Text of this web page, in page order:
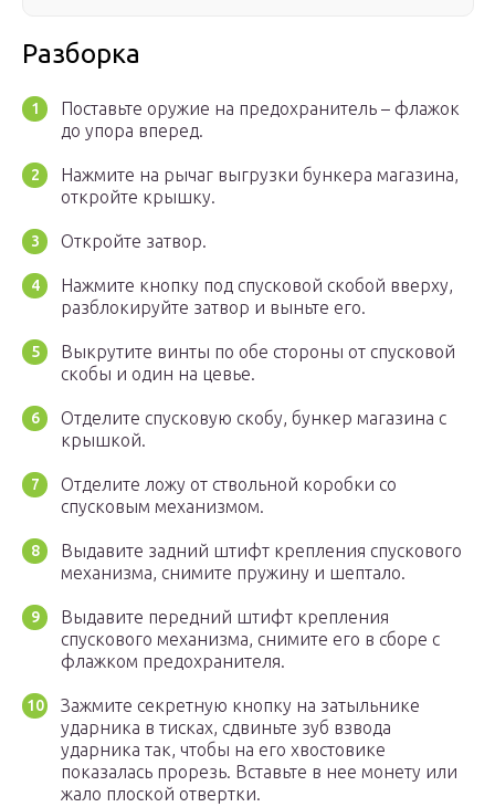
Разборка
Поставьте оружие на предохранитель – флажок
до упора вперед.
Нажмите на рычаг выгрузки бункера магазина,
откройте крышку.
Откройте затвор.
Нажмите кнопку под спусковой скобой вверху,
разблокируйте затвор и выньте его.
Выкрутите винты по обе стороны от спусковой
скобы и один на цевье.
Отделите спусковую скобу, бункер магазина с
крышкой.
Отделите ложу от ствольной коробки со
спусковым механизмом.
Выдавите задний штифт крепления спускового
механизма, снимите пружину и шептало.
Выдавите передний штифт крепления
спускового механизма, снимите его в сборе с
флажком предохранителя.
Зажмите секретную кнопку на затыльнике
ударника в тисках, сдвиньте зуб взвода
ударника так, чтобы на его хвостовике
показалась прорезь. Вставьте в нее монету или
жало плоской отвертки.